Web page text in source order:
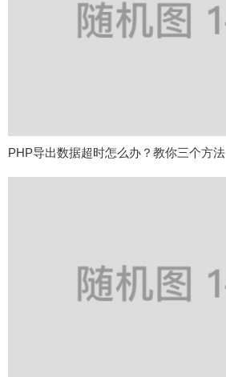
PHP导出数据超时怎么办？教你三个方法